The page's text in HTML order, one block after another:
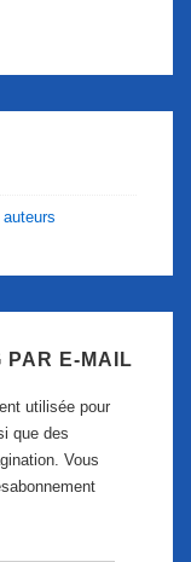
PAR E-MAIL
utilisée pour
que des
Vous